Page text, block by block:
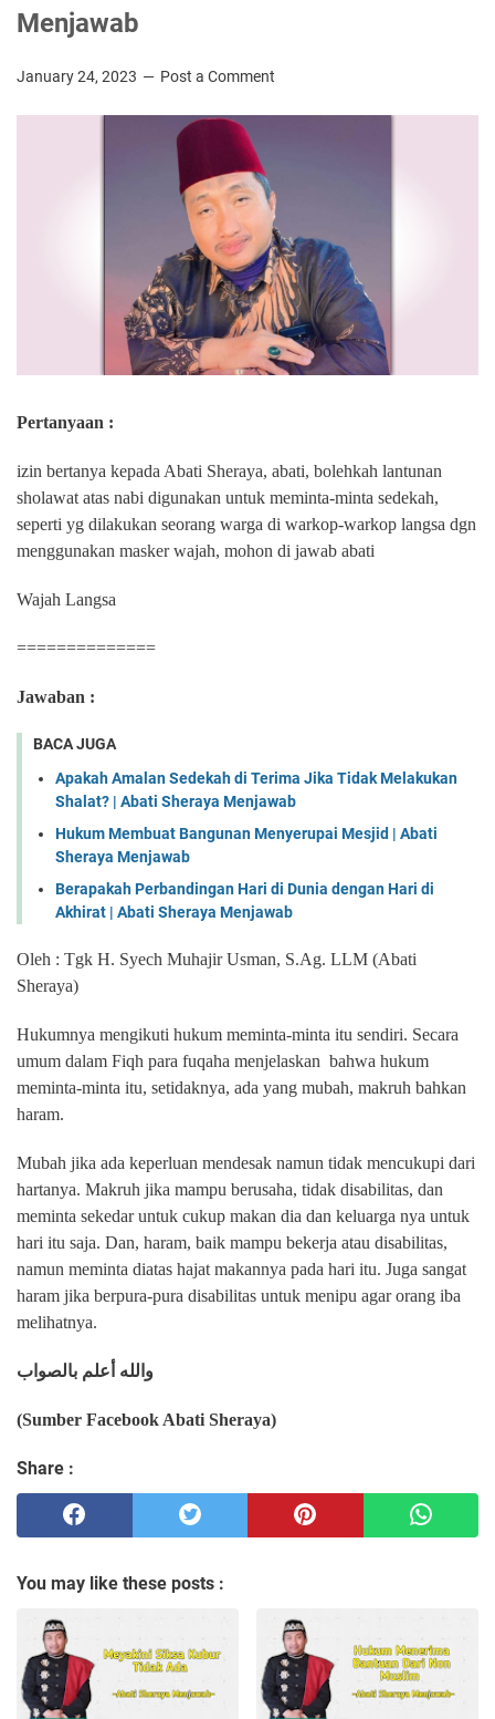
Menjawab
January 24, 2023 Post a Comment
Pertanyaan :
izin bertanya kepada Abati Sheraya, abati, bolehkah lantunan
sholawat atas nabi digunakan untuk meminta-minta sedekah,
seperti yg dilakukan seorang warga di warkop-warkop langsa dgn
menggunakan masker wajah, mohon di jawab abati
Wajah Langsa
==============
Jawaban :
BACA JUGA
Apakah Amalan Sedekah di Terima Jika Tidak Melakukan
Shalat? | Abati Sheraya Menjawab
Hukum Membuat Bangunan Menyerupai Mesjid | Abati
Sheraya Menjawab
Berapakah Perbandingan Hari di Dunia dengan Hari di
Akhirat | Abati Sheraya Menjawab
Oleh : Tgk H. Syech Muhajir Usman, S.Ag. LLM (Abati
Sheraya)
Hukumnya mengikuti hukum meminta-minta itu sendiri. Secara
umum dalam Fiqh para fuqaha menjelaskan bahwa hukum
meminta-minta itu, setidaknya, ada yang mubah, makruh bahkan
haram.
Mubah jika ada keperluan mendesak namun tidak mencukupi dari
hartanya. Makruh jika mampu berusaha, tidak disabilitas, dan
meminta sekedar untuk cukup makan dia dan keluarga nya untuk
hari itu saja. Dan, haram, baik mampu bekerja atau disabilitas,
namun meminta diatas hajat makannya pada hari itu. Juga sangat
haram jika berpura-pura disabilitas untuk menipu agar orang iba
melihatnya.
والله أعلم بالصواب
(Sumber Facebook Abati Sheraya)
Share :
You may like these posts :